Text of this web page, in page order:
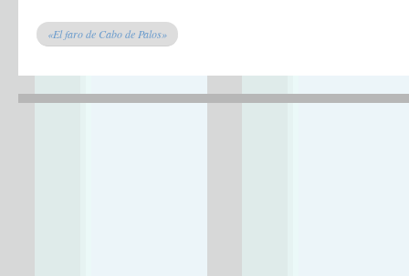
«El faro de Cabo de Palos»